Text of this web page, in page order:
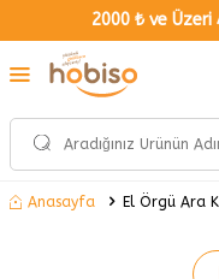
2000 ₺ ve
Anasayfa El Örgü Ara